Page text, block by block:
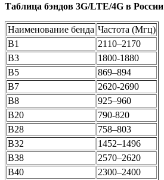
Таблица бэндов 3G/LTE/4G в России
Наименование бенда Частота (Мгц)
B1
2110–2170
B3
1800-1880
B5
869–894
B7
2620-2690
B8
925–960
B20
790-820
B28
758–803
B32
1452–1496
B38
2570–2620
B40
2300–2400